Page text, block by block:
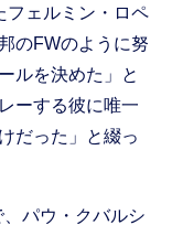
ェルミン・ロペ
のFWのように努
ルを決めた」と
ーする彼に唯一
だった」と綴っ
パウ・クバルシ